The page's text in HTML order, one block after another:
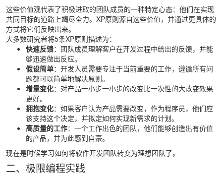
这些价值观代表了积极进取的团队成员的一种特定心态：他们在实现
共同目标的道路上竭尽全力。XP原则源自这些价值，并通过更具体的
方式将它们反映出来。
大多数研究者将5条XP原则描述为：
快速反馈：团队成员理解客户在开发过程中给出的反馈，并能
够迅速做出反应。
假设简单：开发人员需要专注于当前重要的工作，遵循所有问
题都可以简单地解决原则。
增量变化：对产品一小步一小步的改变比一次性的大改变效果
更好。
拥抱变化：如果客户认为产品需要改变，作为程序员，他们应
该支持这个决定，并拟定如何实现新需求的计划。
高质量的工作：一个工作出色的团队，他们能够创造出有价值
的产品，并为此感到自豪。
现在是时候学习如何将软件开发团队转变为理想团队了。
二、极限编程实践